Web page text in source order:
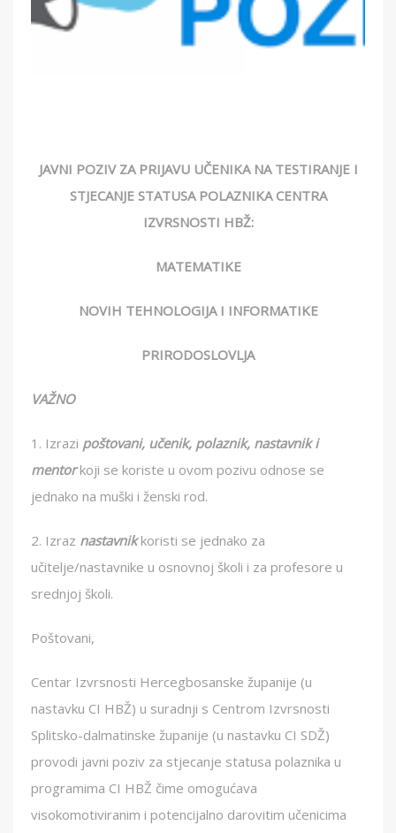
JAVNI POZIV ZA PRIJAVU UČENIKA NA TESTIRANJE I
STJECANJE STATUSA POLAZNIKA CENTRA
IZVRSNOSTI HBŽ:
MATEMATIKE
NOVIH TEHNOLOGIJA I INFORMATIKE
PRIRODOSLOVLJA
VAŽNO
1. Izrazi poštovani, učenik, polaznik, nastavnik i
mentorkoji se koriste u ovom pozivu odnose se
jednako na muški i ženski rod.
2. Izraz nastavnik koristi se jednako za
učitelje/nastavnike u osnovnoj školi i za profesore u
srednjoj školi.
Poštovani,
Centar Izvrsnosti Hercegbosanske županije (u
nastavku CI HBŽ) u suradnji s Centrom Izvrsnosti
Splitsko-dalmatinske županije (u nastavku CI SDŽ)
provodi javni poziv za stjecanje statusa polaznika u
programima CI HBŽ čime omogućava
visokomotiviranim i potencijalno darovitim učenicima